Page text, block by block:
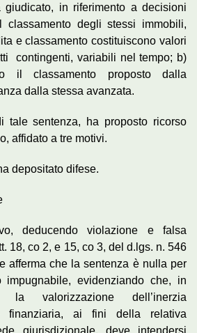
in riferimento a decisioni
classamento degli stessi immobili,
e classamento costituiscono valori
contingenti, variabili nel tempo; b)
il classamento proposto dalla
dalla stessa avanzata.
tale sentenza, ha proposto ricorso
affidato a tre motivi.
depositato difese.
deducendo violazione e falsa
18, co 2, e 15, co 3, del d.lgs. n. 546
afferma che la sentenza è nulla per
impugnabile, evidenziando che, in
la valorizzazione dell’inerzia
finanziaria, ai fini della relativa
giurisdizionale, deve intendersi